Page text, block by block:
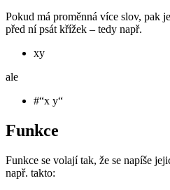
Pokud má proměnná více slov, pak
před ní psát křížek – tedy např.
xy
ale
#“x y“
Funkce
Funkce se volají tak, že se napíše
např. takto: